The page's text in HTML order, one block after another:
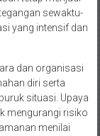
sewaktu-
yang intensif dan
dan organisasi
diri serta
situasi. Upaya
mengurangi risiko
menilai